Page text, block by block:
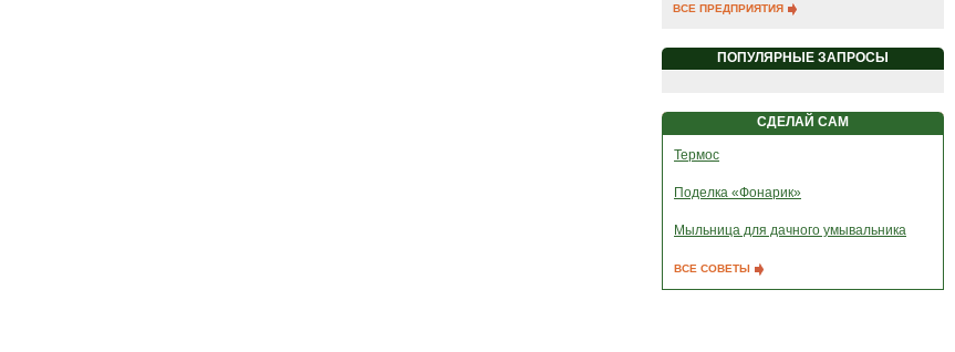
ВСЕ ПРЕДПРИЯТИЯ
ПОПУЛЯРНЫЕ ЗАПРОСЫ
СДЕЛАЙ САМ
Термос
Поделка «Фонарик»
Мыльница для дачного умывальника
ВСЕ СОВЕТЫ